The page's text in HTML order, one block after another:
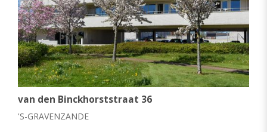
Nieuwbouw
STATUS
Actueel aanbod
Verkocht
van den Binckhorststraat 36
'S-GRAVENZANDE